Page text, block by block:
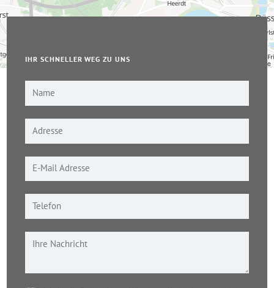
© OpenStreetMap-Mitwirkende
IHR SCHNELLER WEG ZU UNS